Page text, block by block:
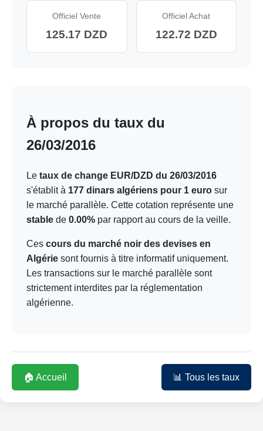
Officiel Vente
125.17 DZD
Officiel Achat
122.72 DZD
À propos du taux du
26/03/2016
Le taux de change EUR/DZD du 26/03/2016
s'établit à 177 dinars algériens pour 1 euro sur
le marché parallèle. Cette cotation représente une
stable de 0.00% par rapport au cours de la veille.
Ces cours du marché noir des devises en
Algérie sont fournis à titre informatif uniquement.
Les transactions sur le marché parallèle sont
strictement interdites par la réglementation
algérienne.
🏠 Accueil 📊 Tous les taux